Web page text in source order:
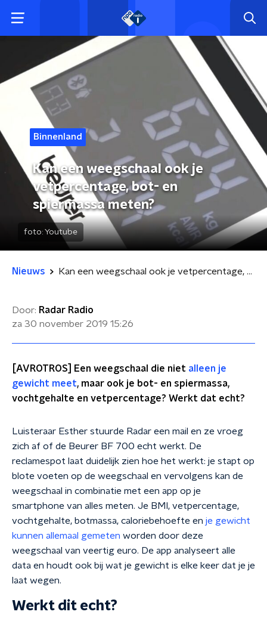
Binnenland
Kan een weegschaal ook je
vetpercentage, bot- en
spiermassa meten?
foto: Youtube
Nieuws Kan een weegschaal ook je vetpercentage, bot- en spiermassa meten?
Door: Radar Radio
za 30 november 2019 15:26
[AVROTROS] Een weegschaal die niet alleen je
gewicht meet, maar ook je bot- en spiermassa,
vochtgehalte en vetpercentage? Werkt dat echt?
Luisteraar Esther stuurde Radar een mail en ze vroeg
zich af of de Beurer BF 700 echt werkt. De
reclamespot laat duidelijk zien hoe het werkt: je stapt op
blote voeten op de weegschaal en vervolgens kan de
weegschaal in combinatie met een app op je
smartphone van alles meten. Je BMI, vetpercentage,
vochtgehalte, botmassa, caloriebehoefte en je gewicht
kunnen allemaal gemeten worden door deze
weegschaal van veertig euro. De app analyseert alle
data en houdt ook bij wat je gewicht is elke keer dat je je
laat wegen.
Werkt dit echt?